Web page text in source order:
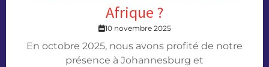
Afrique ?
10 novembre 2025
En octobre 2025, nous avons profité de notre
présence à Johannesburg et